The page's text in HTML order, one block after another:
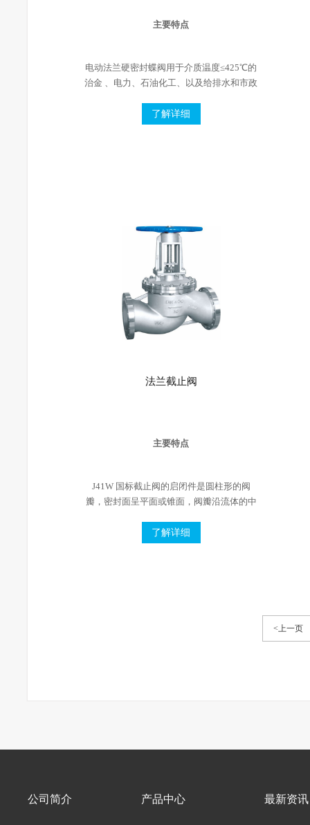
主要特点
电动法兰硬密封蝶阀用于介质温度≤425℃的
治金 、电力、石油化工、以及给排水和市政
使用。
了解详细
法兰截止阀
主要特点
J41W 国标截止阀的启闭件是圆柱形的阀
瓣，密封面呈平面或锥面，阀瓣沿流体的中
了解详细
<上一页
公司简介 产品中心 最新资讯